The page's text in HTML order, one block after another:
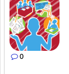
0